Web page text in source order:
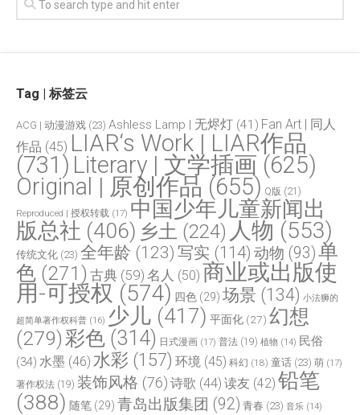
Tag | 标签云
ACG | 动漫游戏 (23) Ashless Lamp | 无烬灯 (41) Fan Art | 同人
作品 (45) LIAR‘s Work | LIAR作品
(731) Literary | 文学插画 (625)
Original | 原创作品 (655) Q版 (21)
Reproduced | 授权转载 (17) 中国少年儿童新闻出
版总社 (406) 乡土 (224) 人物 (553)
传统文化 (23) 全年龄 (123) 写实 (114) 动物 (93)单
色 (271) 古典 (59) 名人 (50) 商业或出版使
用-可授权 (574) 四色 (29) 场景 (134) 小法狮的
超简单著作权科普 (16) 少儿 (417) 平面化 (27) 幻想
(279)彩色 (314) 日式漫画 (17) 普法 (19) 植物 (14) 民俗
(34) 水墨 (46) 水彩 (157) 环境 (45) 科幻 (18) 童话 (23) 萌 (17)
著作权法 (19) 装饰风格 (76) 诗歌 (44) 读友 (42) 铅笔
(388) 随笔 (29) 青岛出版集团 (92) 青春 (23) 音乐 (14)